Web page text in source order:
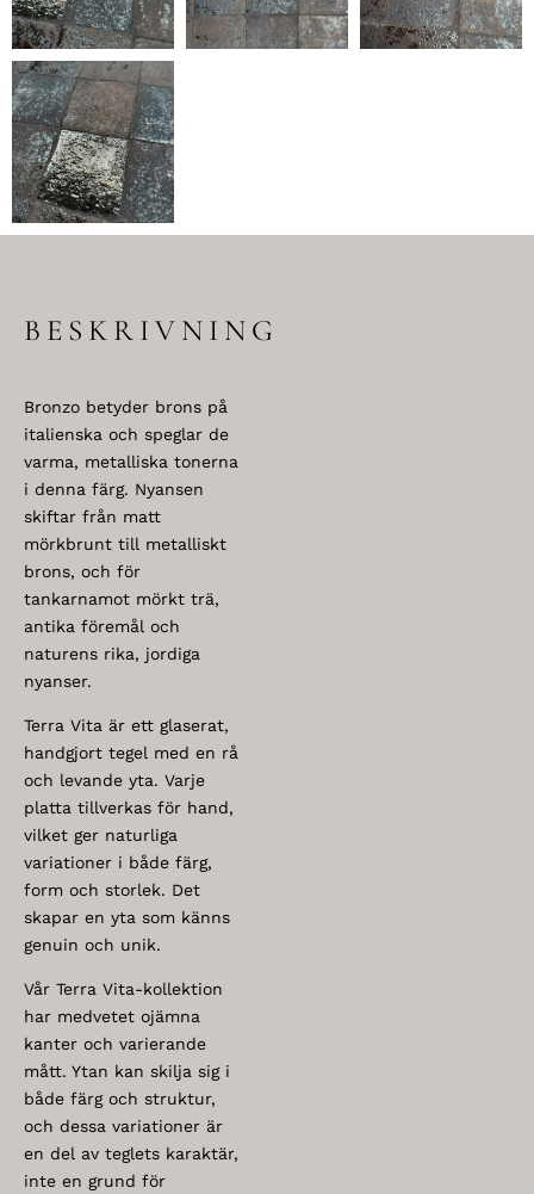
BESKRIVNING
Bronzo betyder brons på
italienska och speglar de
varma, metalliska tonerna
i denna färg. Nyansen
skiftar från matt
mörkbrunt till metalliskt
brons, och för
tankarnamot mörkt trä,
antika föremål och
naturens rika, jordiga
nyanser.
Terra Vita är ett glaserat,
handgjort tegel med en rå
och levande yta. Varje
platta tillverkas för hand,
vilket ger naturliga
variationer i både färg,
form och storlek. Det
skapar en yta som känns
genuin och unik.
Vår Terra Vita-kollektion
har medvetet ojämna
kanter och varierande
mått. Ytan kan skilja sig i
både färg och struktur,
och dessa variationer är
en del av teglets karaktär,
inte en grund för